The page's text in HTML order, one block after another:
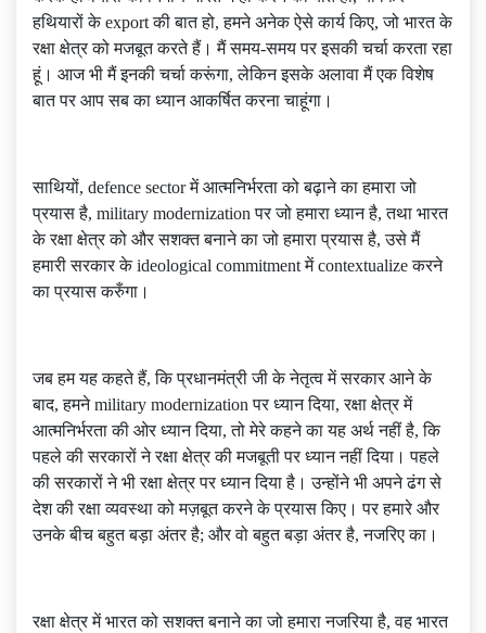
हथियारों के export की बात हो, हमने अनेक ऐसे कार्य किए, जो भारत के
रक्षा क्षेत्र को मजबूत करते हैं। मैं समय-समय पर इसकी चर्चा करता रहा
हूं। आज भी मैं इनकी चर्चा करूंगा, लेकिन इसके अलावा मैं एक विशेष
बात पर आप सब का ध्यान आकर्षित करना चाहूंगा।
साथियों, defence sector में आत्मनिर्भरता को बढ़ाने का हमारा जो
प्रयास है, military modernization पर जो हमारा ध्यान है, तथा भारत
के रक्षा क्षेत्र को और सशक्त बनाने का जो हमारा प्रयास है, उसे मैं
हमारी सरकार के ideological commitment में contextualize करने
का प्रयास करुँगा।
जब हम यह कहते हैं, कि प्रधानमंत्री जी के नेतृत्व में सरकार आने के
बाद, हमने military modernization पर ध्यान दिया, रक्षा क्षेत्र में
आत्मनिर्भरता की ओर ध्यान दिया, तो मेरे कहने का यह अर्थ नहीं है, कि
पहले की सरकारों ने रक्षा क्षेत्र की मजबूती पर ध्यान नहीं दिया। पहले
की सरकारों ने भी रक्षा क्षेत्र पर ध्यान दिया है। उन्होंने भी अपने ढंग से
देश की रक्षा व्यवस्था को मज़बूत करने के प्रयास किए। पर हमारे और
उनके बीच बहुत बड़ा अंतर है; और वो बहुत बड़ा अंतर है, नजरिए का।
रक्षा क्षेत्र में भारत को सशक्त बनाने का जो हमारा नजरिया है, वह भारत